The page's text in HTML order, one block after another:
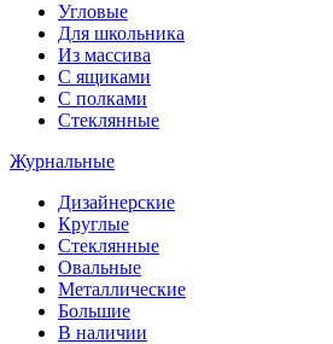
Угловые
Для школьника
Из массива
С ящиками
С полками
Стеклянные
Журнальные
Дизайнерские
Круглые
Стеклянные
Овальные
Металлические
Большие
В наличии